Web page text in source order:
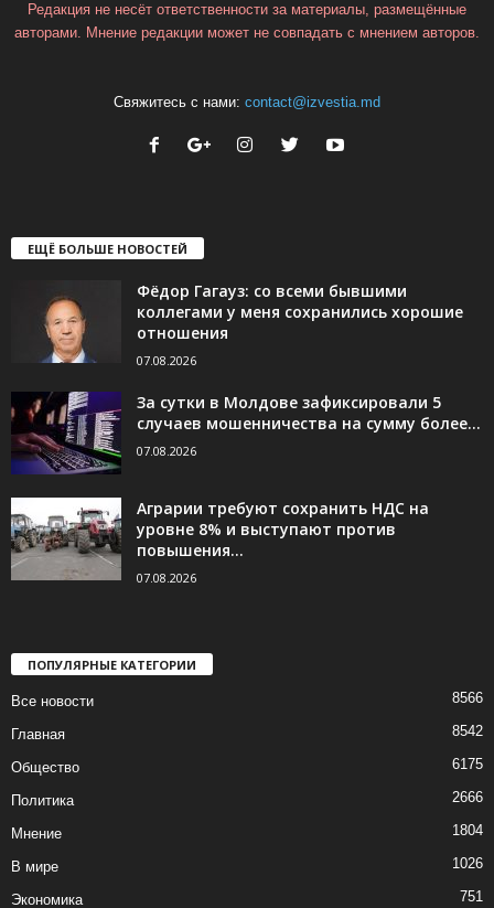
Редакция не несёт ответственности за материалы, размещённые
авторами. Мнение редакции может не совпадать с мнением авторов.
Свяжитесь с нами: contact@izvestia.md
ЕЩЁ БОЛЬШЕ НОВОСТЕЙ
Фёдор Гагауз: со всеми бывшими
коллегами у меня сохранились хорошие
отношения
07.08.2026
За сутки в Молдове зафиксировали 5
случаев мошенничества на сумму более...
07.08.2026
Аграрии требуют сохранить НДС на
уровне 8% и выступают против
повышения...
07.08.2026
ПОПУЛЯРНЫЕ КАТЕГОРИИ
Все новости 8566
Главная 8542
Общество 6175
Политика 2666
Мнение 1804
В мире 1026
Экономика 751